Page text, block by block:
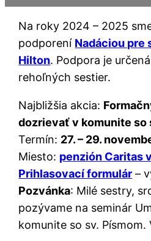
Na roky 2024 – 2025
podporení Nadáciou pre
Hilton. Podpora je
rehoľných sestier.
Najbližšia akcia:
dozrievať v komunite so
Termín: 27. – 29.
Miesto: penzión Caritas
Prihlasovací formulár –
Pozvánka: Milé sestry,
pozývame na seminár
komunite so sv. Písmom.